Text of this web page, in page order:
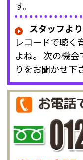
す。
スタッフより
レコードで聴く
よね。 次の機
りをお聞かせ下